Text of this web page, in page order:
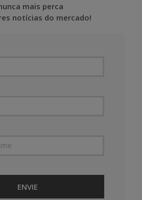
mais perca
notícias do mercado!